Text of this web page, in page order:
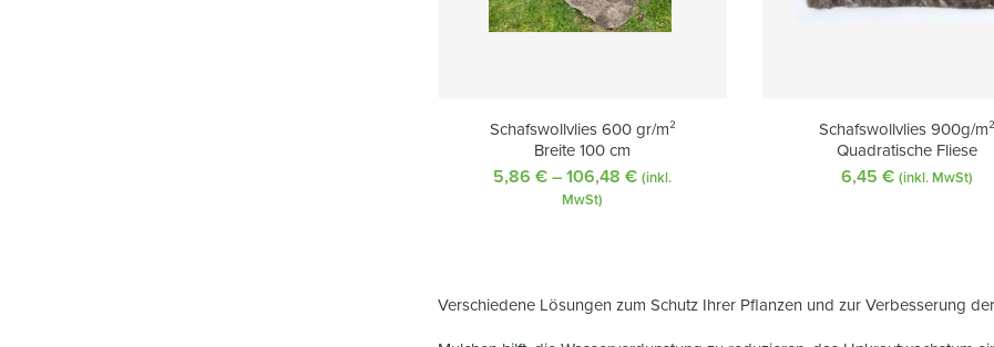
Schafswollvlies 600 gr/m²
Breite 100 cm
5,86€ –106,48€ Preisspanne:
(inkl.
MwSt)
Schafswollvlies 900g/m²
Quadratische Fliese
6,45 € (inkl. MwSt)
Verschiedene Lösungen zum Schutz Ihrer Pflanzen und zur Verbesserung